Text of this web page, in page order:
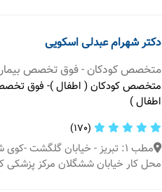
دکتر شهرام عبدلی اسکویی
متخصص کودکان - فوق تخصص
متخصص کودکان ( اطفال )- فوق
اطفال )
(170)
محل کار خیابان ششگلان مرکز پزشکی